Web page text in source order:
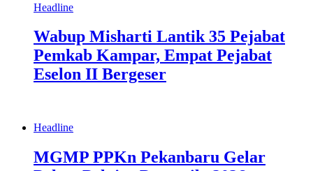
Headline
Wabup Misharti Lantik 35 Pejabat
Pemkab Kampar, Empat Pejabat
Eselon II Bergeser
Headline
MGMP PPKn Pekanbaru Gelar